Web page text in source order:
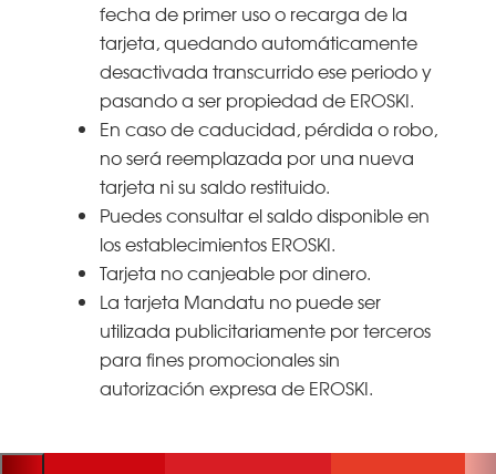
fecha de primer uso o recarga de la
tarjeta, quedando automáticamente
desactivada transcurrido ese periodo y
pasando a ser propiedad de EROSKI.
En caso de caducidad, pérdida o robo,
no será reemplazada por una nueva
tarjeta ni su saldo restituido.
Puedes consultar el saldo disponible en
los establecimientos EROSKI.
Tarjeta no canjeable por dinero.
La tarjeta Mandatu no puede ser
utilizada publicitariamente por terceros
para fines promocionales sin
autorización expresa de EROSKI.